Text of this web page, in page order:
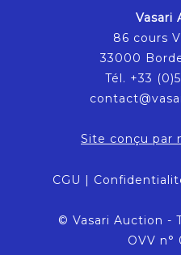
Vasari
86 cours
33000
Tél. +33
Site conçu par
CGU |
© Vasari Auction -
OVV n°